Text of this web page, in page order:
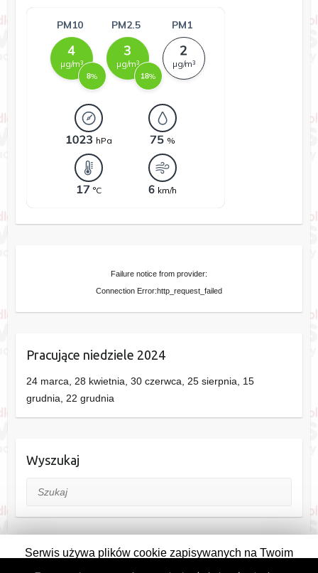
Failure notice from provider:
Connection Error:http_request_failed
Pracujące niedziele 2024
24 marca, 28 kwietnia, 30 czerwca, 25 sierpnia, 15
grudnia, 22 grudnia
Wyszukaj
Szukaj
Serwis używa plików cookie zapisywanych na Twoim
komputerze. Pozostając na stronie wyrażasz na to zgodę.